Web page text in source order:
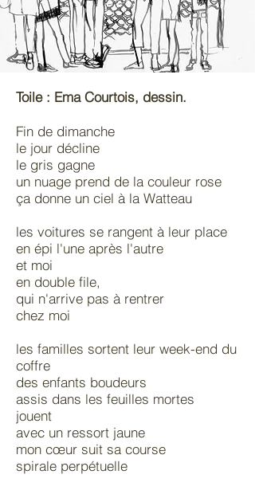
Toile : Ema Courtois, dessin.
Fin de dimanche
le jour décline
le gris gagne
un nuage prend de la couleur rose
ça donne un ciel à la Watteau
les voitures se rangent à leur place
en épi l'une après l'autre
et moi
en double file,
qui n'arrive pas à rentrer
chez moi
les familles sortent leur week-end du
coffre
des enfants boudeurs
assis dans les feuilles mortes
jouent
avec un ressort jaune
mon cœur suit sa course
spirale perpétuelle